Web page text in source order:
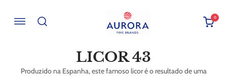
0
LICOR 43
Produzido na Espanha, este famoso licor é o resultado de uma